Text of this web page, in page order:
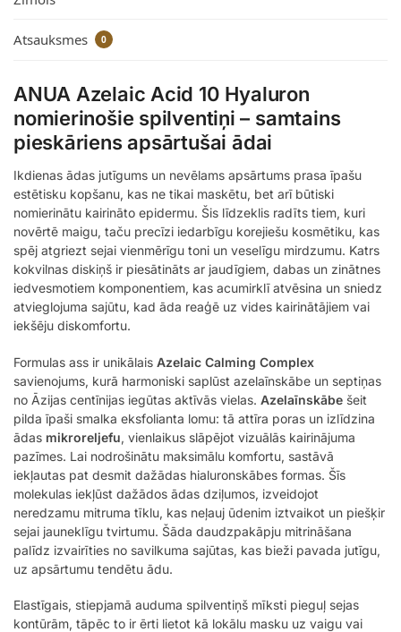
Atsauksmes 0
ANUA Azelaic Acid 10 Hyaluron
nomierinošie spilventiņi – samtains
pieskāriens apsārtušai ādai
Ikdienas ādas jutīgums un nevēlams apsārtums prasa īpašu
estētisku kopšanu, kas ne tikai maskētu, bet arī būtiski
nomierinātu kairināto epidermu. Šis līdzeklis radīts tiem, kuri
novērtē maigu, taču precīzi iedarbīgu korejiešu kosmētiku, kas
spēj atgriezt sejai vienmērīgu toni un veselīgu mirdzumu. Katrs
kokvilnas diskiņš ir piesātināts ar jaudīgiem, dabas un zinātnes
iedvesmotiem komponentiem, kas acumirklī atvēsina un sniedz
atvieglojuma sajūtu, kad āda reaģē uz vides kairinātājiem vai
iekšēju diskomfortu.
Formulas ass ir unikālais Azelaic Calming Complex
savienojums, kurā harmoniski saplūst azelaīnskābe un septiņas
no Āzijas centīnijas iegūtas aktīvās vielas. Azelaīnskābe šeit
pilda īpaši smalka eksfolianta lomu: tā attīra poras un izlīdzina
ādas mikroreljefu, vienlaikus slāpējot vizuālās kairinājuma
pazīmes. Lai nodrošinātu maksimālu komfortu, sastāvā
iekļautas pat desmit dažādas hialuronskābes formas. Šīs
molekulas iekļūst dažādos ādas dziļumos, izveidojot
neredzamu mitruma tīklu, kas neļauj ūdenim iztvaikot un piešķir
sejai jauneklīgu tvirtumu. Šāda daudzpakāpju mitrināšana
palīdz izvairīties no savilkuma sajūtas, kas bieži pavada jutīgu,
uz apsārtumu tendētu ādu.
Elastīgais, stiepjamā auduma spilventiņš mīksti pieguļ sejas
kontūrām, tāpēc to ir ērti lietot kā lokālu masku uz vaigu vai